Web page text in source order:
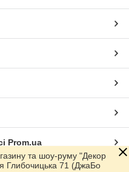
Prom.ua
та шоу-руму "Декор
Глибочицька 71 (ДжаБо